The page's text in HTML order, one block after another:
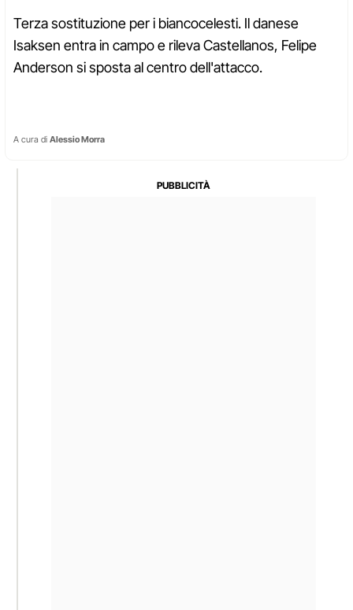
Terza sostituzione per i biancocelesti. Il danese
Isaksen entra in campo e rileva Castellanos, Felipe
Anderson si sposta al centro dell'attacco.
A cura di Alessio Morra